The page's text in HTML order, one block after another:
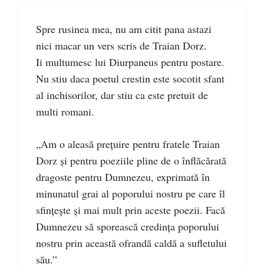
Spre rusinea mea, nu am citit pana astazi
nici macar un vers scris de Traian Dorz.
Ii multumesc lui Diurpaneus pentru postare.
Nu stiu daca poetul crestin este socotit sfant
al inchisorilor, dar stiu ca este pretuit de
multi romani.
„Am o aleasă preţuire pentru fratele Traian
Dorz şi pentru poeziile pline de o înflăcărată
dragoste pentru Dumnezeu, exprimată în
minunatul grai al poporului nostru pe care îl
sfinţeşte şi mai mult prin aceste poezii. Facă
Dumnezeu să sporească credinţa poporului
nostru prin această ofrandă caldă a sufletului
său.”